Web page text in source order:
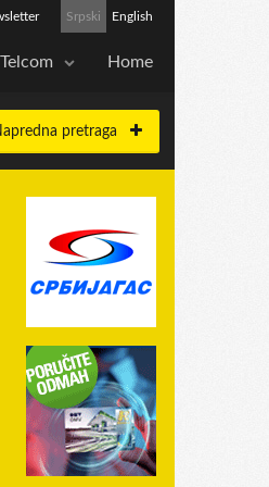
Srpski English
Telcom Home
pretraga